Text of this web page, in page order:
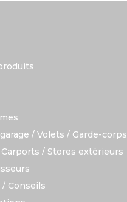
/ Volets / Garde-corps
/ Stores extérieurs
Conseils